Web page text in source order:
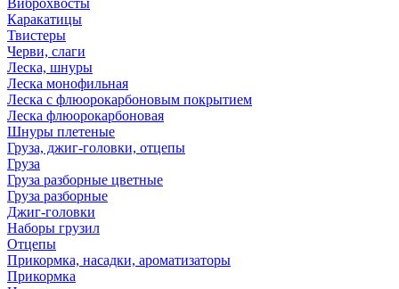
Виброхвосты
Каракатицы
Твистеры
Черви, слаги
Леска, шнуры
Леска монофильная
Леска с флюорокарбоновым покрытием
Леска флюорокарбоновая
Шнуры плетеные
Груза, джиг-головки, отцепы
Груза
Груза разборные цветные
Груза разборные
Джиг-головки
Наборы грузил
Отцепы
Прикормка, насадки, ароматизаторы
Прикормка